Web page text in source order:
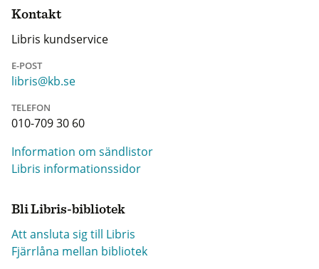
Kontakt
Libris kundservice
E-POST
libris@kb.se
TELEFON
010-709 30 60
Information om sändlistor
Libris informationssidor
Bli Libris-bibliotek
Att ansluta sig till Libris
Fjärrlåna mellan bibliotek